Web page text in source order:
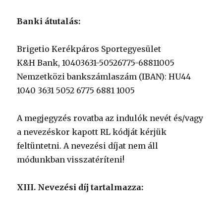
Banki átutalás:
Brigetio Kerékpáros Sportegyesület
K&H Bank, 10403631-50526775-68811005
Nemzetközi bankszámlaszám (IBAN): HU44
1040 3631 5052 6775 6881 1005
A megjegyzés rovatba az indulók nevét és/vagy
a nevezéskor kapott RL kódját kérjük
feltüntetni. A nevezési díjat nem áll
módunkban visszatéríteni!
XIII. Nevezési díj tartalmazza: